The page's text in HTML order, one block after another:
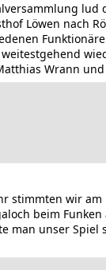
lud
Löwen nach
Wrann
stimmten wir am
beim
man unser Spiel